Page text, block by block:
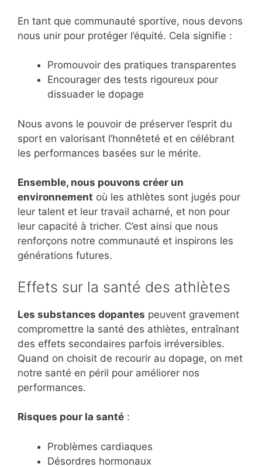
En tant que communauté sportive, nous devons
nous unir pour protéger l’équité. Cela signifie :
Promouvoir des pratiques transparentes
Encourager des tests rigoureux pour
dissuader le dopage
Nous avons le pouvoir de préserver l’esprit du
sport en valorisant l’honnêteté et en célébrant
les performances basées sur le mérite.
Ensemble, nous pouvons créer un
environnement où les athlètes sont jugés pour
leur talent et leur travail acharné, et non pour
leur capacité à tricher. C’est ainsi que nous
renforçons notre communauté et inspirons les
générations futures.
Effets sur la santé des athlètes
Les substances dopantes peuvent gravement
compromettre la santé des athlètes, entraînant
des effets secondaires parfois irréversibles.
Quand on choisit de recourir au dopage, on met
notre santé en péril pour améliorer nos
performances.
Risques pour la santé :
Problèmes cardiaques
Désordres hormonaux